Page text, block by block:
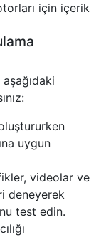
için içerik
uygun
videolar ve
deneyerek
test edin.